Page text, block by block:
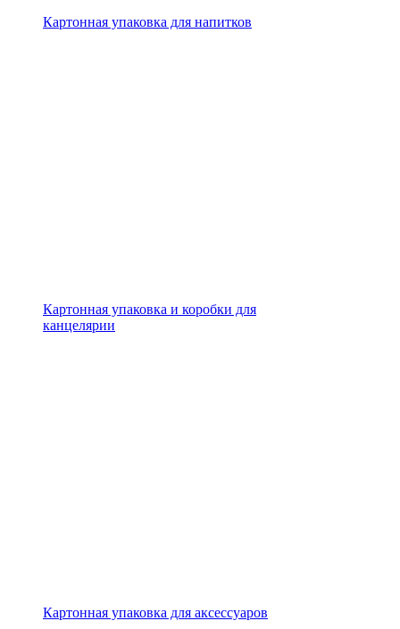
Картонная упаковка для напитков
Картонная упаковка и коробки для
канцелярии
Картонная упаковка для аксессуаров